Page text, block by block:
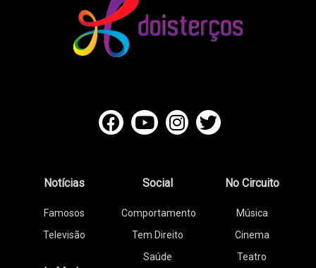
Notícias
Famosos
Televisão
Social
Comportamento
Tem Direito
Saúde
No Circuito
Música
Cinema
Teatro